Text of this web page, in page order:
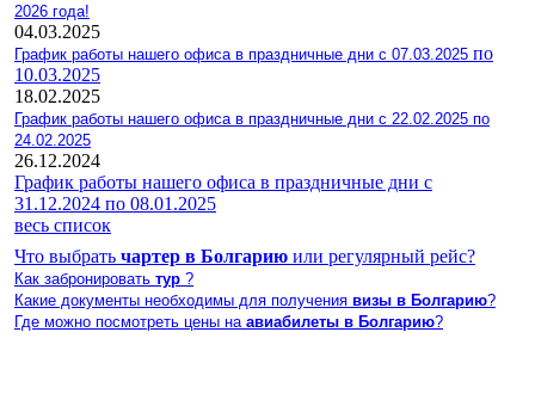
2026 года!
04.03.2025
График работы нашего офиса в праздничные дни с 07.03.2025 по
10.03.2025
18.02.2025
График работы нашего офиса в праздничные дни с 22.02.2025 по
24.02.2025
26.12.2024
График работы нашего офиса в праздничные дни с
31.12.2024 по 08.01.2025
весь список
Что выбрать чартер в Болгарию или регулярный рейс?
Как забронировать тур ?
Какие документы необходимы для получения визы в Болгарию?
Где можно посмотреть цены на авиабилеты в Болгарию?